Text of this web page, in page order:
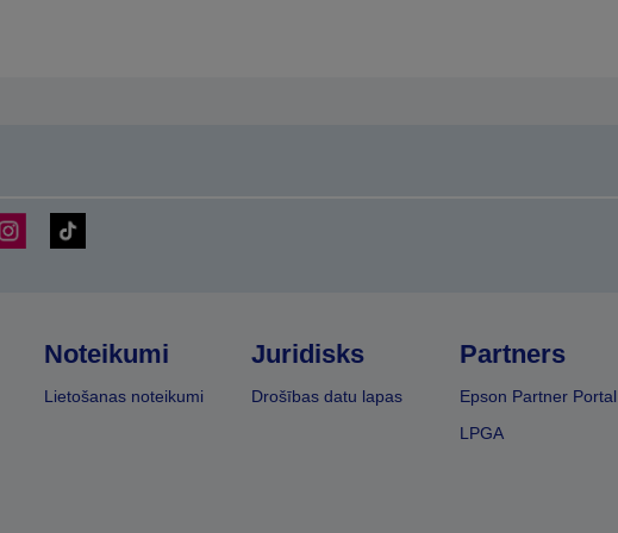
Noteikumi
Lietošanas noteikumi
Juridisks
Drošības datu lapas
Partners
Epson Partner Portal
LPGA